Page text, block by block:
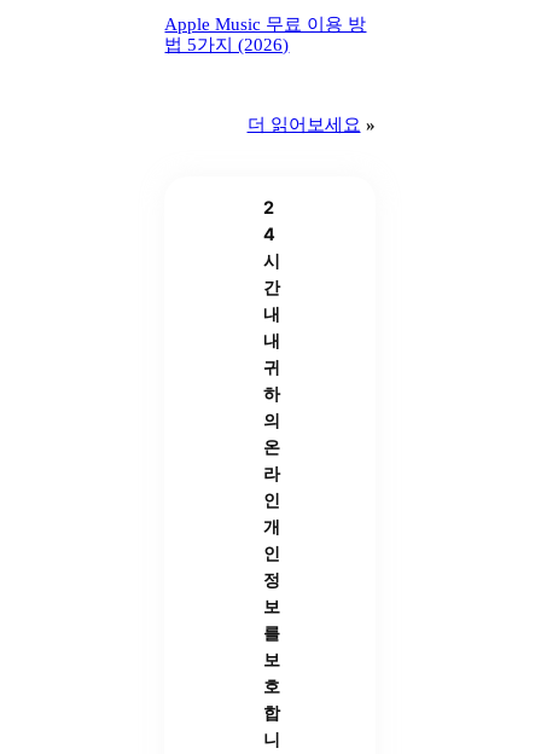
Apple Music 무료 이용 방
법 5가지 (2026)
더 읽어보세요 »
2
4
시
간
내
내
귀
하
의
온
라
인
개
인
정
보
를
보
호
합
니